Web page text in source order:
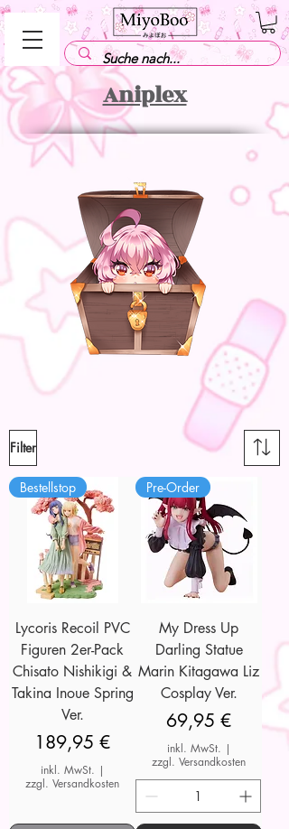
Aniplex
Filter
Bestellstop
Lycoris Recoil PVC
Figuren 2er-Pack
Chisato Nishikigi &
Takina Inoue Spring
Ver.
Preis
189,95 €
inkl. MwSt. |
zzgl. Versandkosten
Pre-Order
My Dress Up
Darling Statue
Marin Kitagawa Liz
Cosplay Ver.
Preis
69,95 €
inkl. MwSt. |
zzgl. Versandkosten